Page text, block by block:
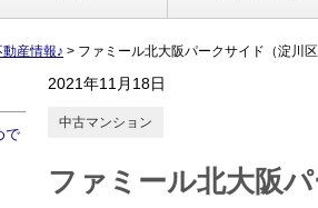
産情報♪ > ファミール北大阪パークサイド（淀川区
で
2021年11月18日
中古マンション
ファミール北大阪